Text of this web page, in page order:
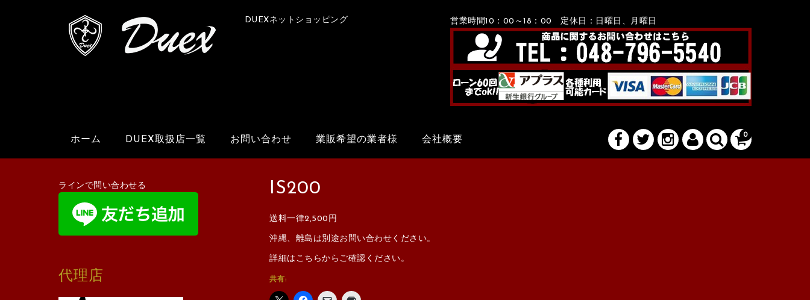
DUEXネットショッピング 営業時間10：00～18：00 定休日：日曜日、月曜日
0
ホーム DUEX取扱店一覧 お問い合わせ 業販希望の業者様 会社概要
IS200
送料一律2,500円
沖縄、離島は別途お問い合わせください。
詳細はこちらからご確認ください。
共有:
ラインで問い合わせる
代理店